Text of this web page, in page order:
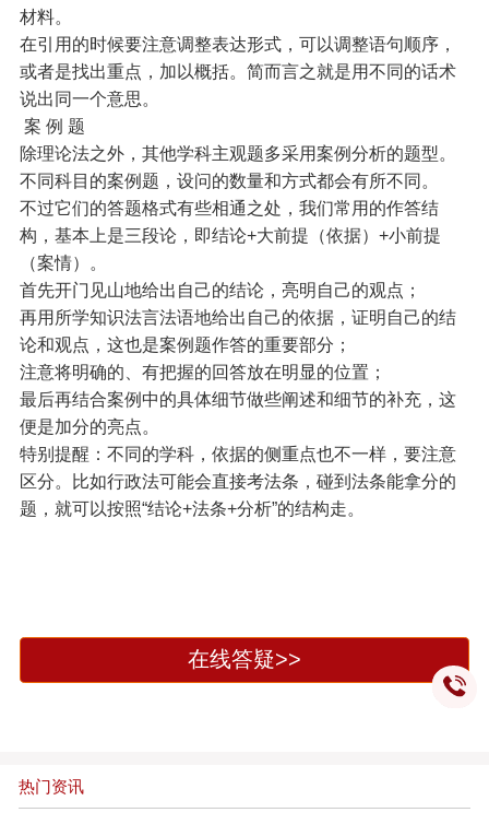
材料。
在引用的时候要注意调整表达形式，可以调整语句顺序，
或者是找出重点，加以概括。简而言之就是用不同的话术
说出同一个意思。
案 例 题
除理论法之外，其他学科主观题多采用案例分析的题型。
不同科目的案例题，设问的数量和方式都会有所不同。
不过它们的答题格式有些相通之处，我们常用的作答结
构，基本上是三段论，即结论+大前提（依据）+小前提
（案情）。
首先开门见山地给出自己的结论，亮明自己的观点；
再用所学知识法言法语地给出自己的依据，证明自己的结
论和观点，这也是案例题作答的重要部分；
注意将明确的、有把握的回答放在明显的位置；
最后再结合案例中的具体细节做些阐述和细节的补充，这
便是加分的亮点。
特别提醒：不同的学科，依据的侧重点也不一样，要注意
区分。比如行政法可能会直接考法条，碰到法条能拿分的
题，就可以按照“结论+法条+分析”的结构走。
在线答疑>>
热门资讯